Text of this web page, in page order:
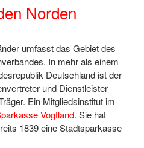
Norden
umfasst das Gebiet des
In mehr als einem
Deutschland ist der
und Dienstleister
Ein Mitgliedsinstitut im
Vogtland. Sie hat
1839 eine Stadtsparkasse